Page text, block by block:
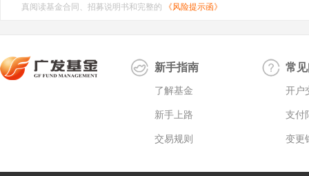
真阅读基金合同、招募说明书和完整的
《风险提示函》
新手指南
了解基金
新手上路
交易规则
常
开户
支付
变更